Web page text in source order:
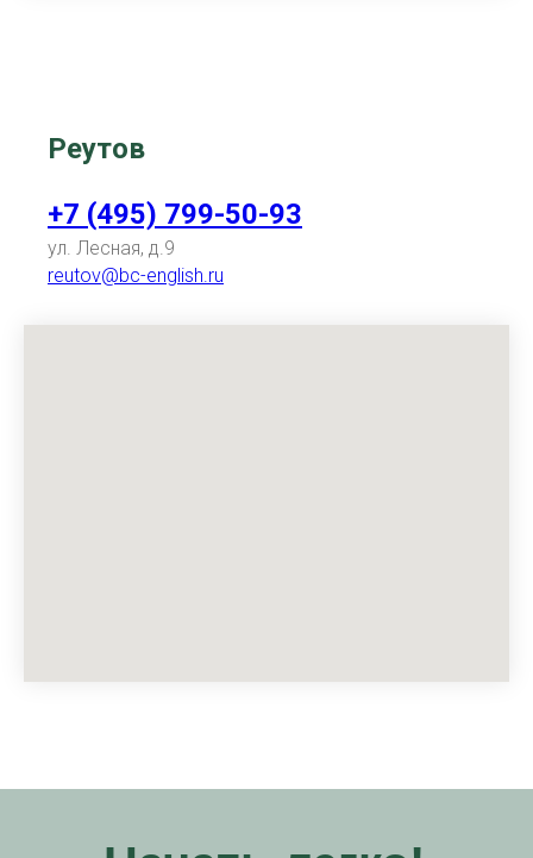
Реутов
+7 (495) 799-50-93
ул. Лесная, д.9
reutov@bc-english.ru